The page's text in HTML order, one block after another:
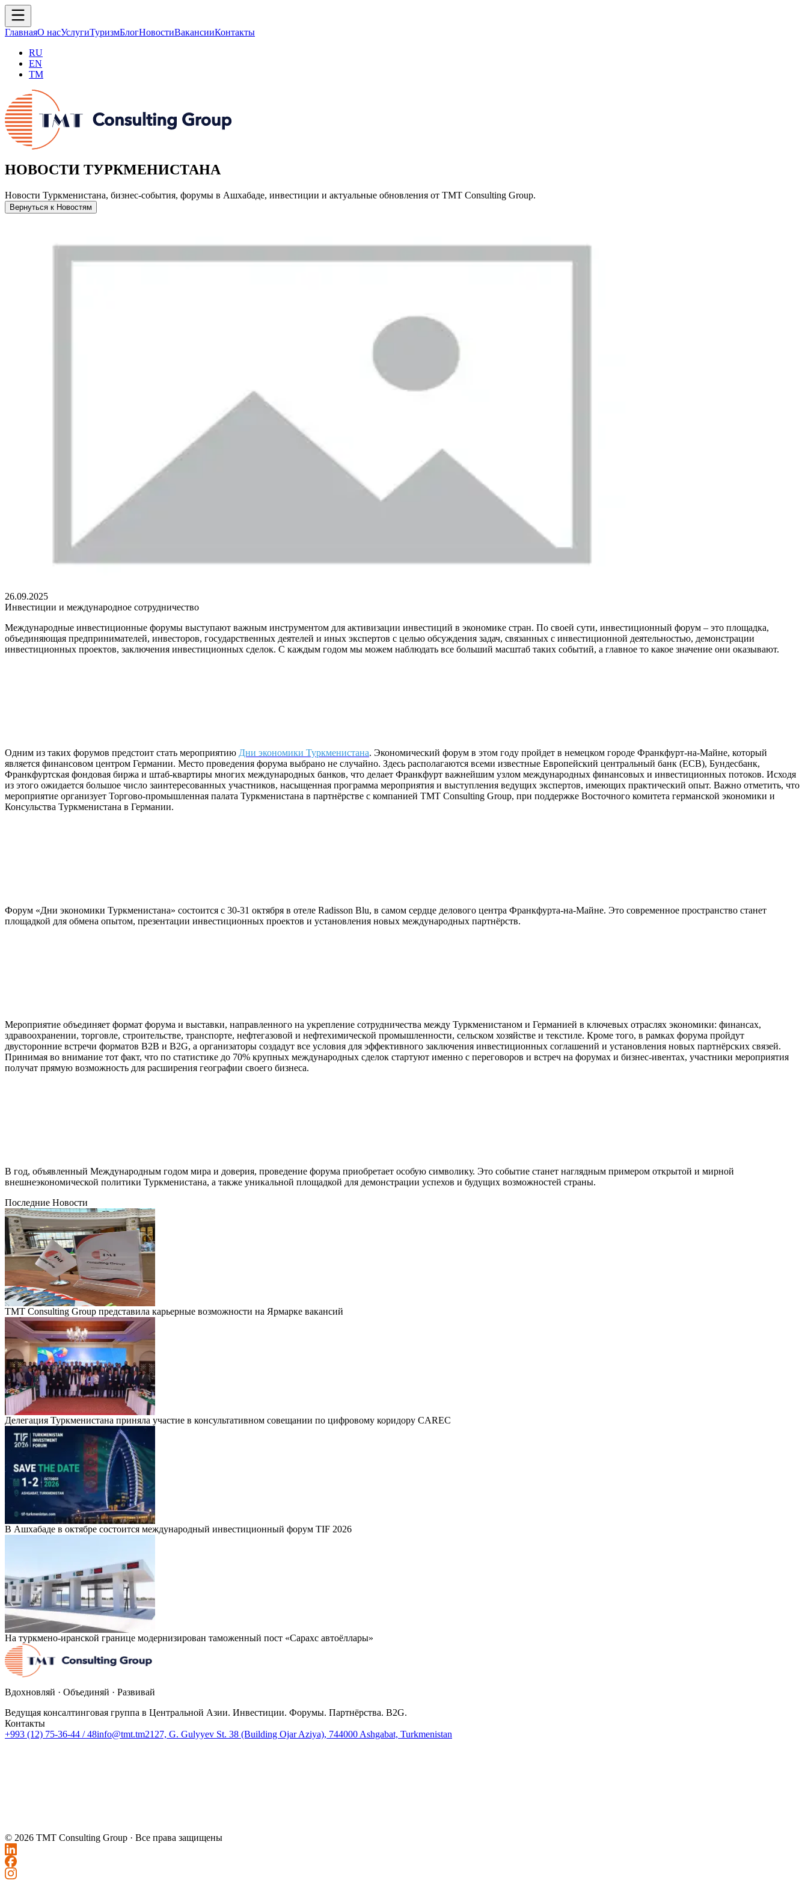
ГлавнаяО насУслугиТуризмБлогНовостиВакансииКонтакты
RU
EN
TM
НОВОСТИ ТУРКМЕНИСТАНА
Новости Туркменистана, бизнес-события, форумы в Ашхабаде, инвестиции и актуальные обновления от TMT Consulting Group.
Вернуться к Новостям
26.09.2025
Инвестиции и международное сотрудничество
Международные инвестиционные форумы выступают важным инструментом для активизации инвестиций в экономике стран. По своей сути, инвестиционный форум – это площадка,
объединяющая предпринимателей, инвесторов, государственных деятелей и иных экспертов с целью обсуждения задач, связанных с инвестиционной деятельностью, демонстрации
инвестиционных проектов, заключения инвестиционных сделок. С каждым годом мы можем наблюдать все больший масштаб таких событий, а главное то какое значение они оказывают.
Одним из таких форумов предстоит стать мероприятию Дни экономики Туркменистана. Экономический форум в этом году пройдет в немецком городе Франкфурт-на-Майне, который
является финансовом центром Германии. Место проведения форума выбрано не случайно. Здесь располагаются всеми известные Европейский центральный банк (ECB), Бундесбанк,
Франкфуртская фондовая биржа и штаб-квартиры многих международных банков, что делает Франкфурт важнейшим узлом международных финансовых и инвестиционных потоков. Исходя
из этого ожидается большое число заинтересованных участников, насыщенная программа мероприятия и выступления ведущих экспертов, имеющих практический опыт. Важно отметить, что
мероприятие организует Торгово-промышленная палата Туркменистана в партнёрстве с компанией TMT Consulting Group, при поддержке Восточного комитета германской экономики и
Консульства Туркменистана в Германии.
Форум «Дни экономики Туркменистана» состоится с 30-31 октября в отеле Radisson Blu, в самом сердце делового центра Франкфурта-на-Майне. Это современное пространство станет
площадкой для обмена опытом, презентации инвестиционных проектов и установления новых международных партнёрств.
Мероприятие объединяет формат форума и выставки, направленного на укрепление сотрудничества между Туркменистаном и Германией в ключевых отраслях экономики: финансах,
здравоохранении, торговле, строительстве, транспорте, нефтегазовой и нефтехимической промышленности, сельском хозяйстве и текстиле. Кроме того, в рамках форума пройдут
двусторонние встречи форматов B2B и B2G, а организаторы создадут все условия для эффективного заключения инвестиционных соглашений и установления новых партнёрских связей.
Принимая во внимание тот факт, что по статистике до 70% крупных международных сделок стартуют именно с переговоров и встреч на форумах и бизнес-ивентах, участники мероприятия
получат прямую возможность для расширения географии своего бизнеса.
В год, объявленный Международным годом мира и доверия, проведение форума приобретает особую символику. Это событие станет наглядным примером открытой и мирной
внешнеэкономической политики Туркменистана, а также уникальной площадкой для демонстрации успехов и будущих возможностей страны.
Последние Новости
TMT Consulting Group представила карьерные возможности на Ярмарке вакансий
Делегация Туркменистана приняла участие в консультативном совещании по цифровому коридору CAREC
В Ашхабаде в октябре состоится международный инвестиционный форум TIF 2026
На туркмено-иранской границе модернизирован таможенный пост «Сарахс автоёллары»
Вдохновляй · Объединяй · Развивай
Ведущая консалтинговая группа в Центральной Азии. Инвестиции. Форумы. Партнёрства. B2G.
Контакты
+993 (12) 75-36-44 / 48info@tmt.tm2127, G. Gulyyev St. 38 (Building Ojar Aziya), 744000 Ashgabat, Turkmenistan
© 2026 TMT Consulting Group · Все права защищены